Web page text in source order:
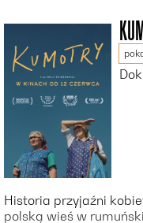
Historia przyjaźni
polską wieś w